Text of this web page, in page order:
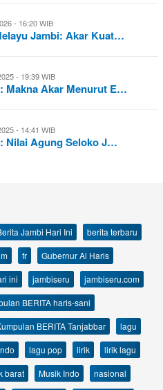
- 16:20 WIB
Jambi: Akar Kuat…
- 19:39 WIB
Makna Akar Menurut E…
- 14:41 WIB
Nilai Agung Seloko J…
Jambi Hari Ini
berita terbaru
fr
Gubernur Al Haris
ini jambiseru
jambiseru.com
BERITA haris-sani
BERITA Tanjabbar
lagu
lagu pop lirik
lirik lagu
barat Musik Indo
nasional